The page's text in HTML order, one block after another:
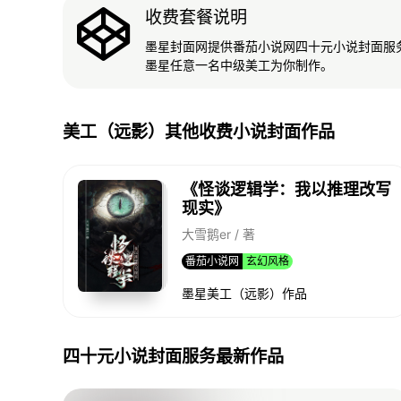
收费套餐说明
墨星封面网提供番茄小说网四十元小说封面
墨星任意一名中级美工为你制作。
美工（远影）其他收费小说封面作品
《怪谈逻辑学：我以推理改写
现实》
大雪鹅er / 著
番茄小说网 玄幻风格
墨星美工（远影）作品
四十元小说封面服务最新作品